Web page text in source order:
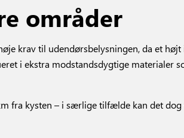
områder
krav til udendørsbelysningen, da et
i ekstra modstandsdygtige
fra kysten – i særlige tilfælde kan det